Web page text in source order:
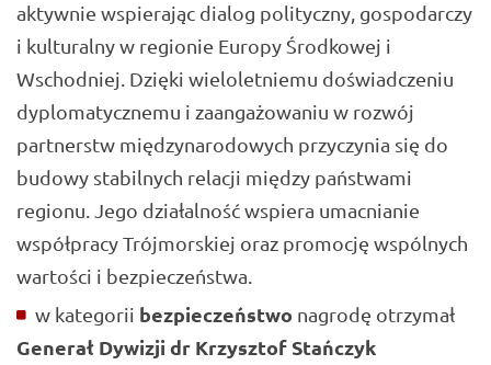
aktywnie wspierając dialog polityczny, gospodarczy
i kulturalny w regionie Europy Środkowej i
Wschodniej. Dzięki wieloletniemu doświadczeniu
dyplomatycznemu i zaangażowaniu w rozwój
partnerstw międzynarodowych przyczynia się do
budowy stabilnych relacji między państwami
regionu. Jego działalność wspiera umacnianie
współpracy Trójmorskiej oraz promocję wspólnych
wartości i bezpieczeństwa.
w kategorii bezpieczeństwo nagrodę otrzymał
Generał Dywizji dr Krzysztof Stańczyk